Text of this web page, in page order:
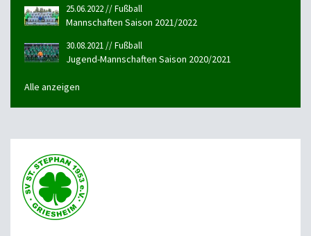
25.06.2022 // Fußball
Mannschaften Saison 2021/2022
30.08.2021 // Fußball
Jugend-Mannschaften Saison 2020/2021
Alle anzeigen